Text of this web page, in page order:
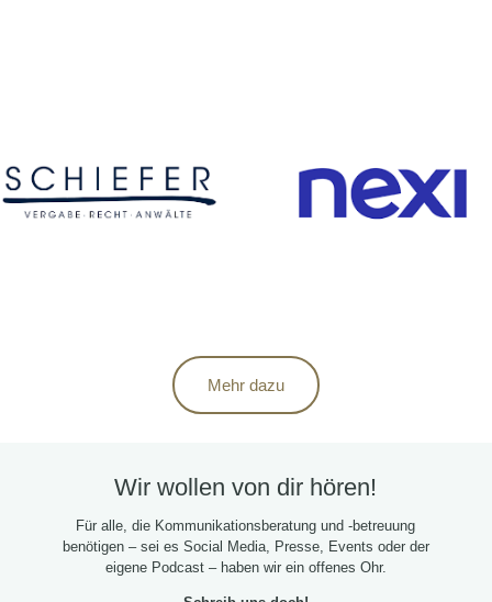
Mehr dazu
Wir wollen von dir hören!
Für alle, die Kommunikationsberatung und -betreuung
benötigen – sei es Social Media, Presse, Events oder der
eigene Podcast – haben wir ein offenes Ohr.